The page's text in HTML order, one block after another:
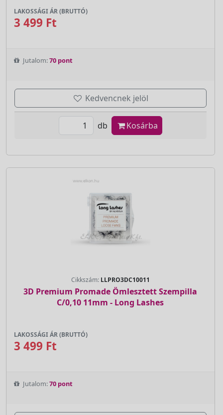
LAKOSSÁGI ÁR (BRUTTÓ)
3 499 Ft
Jutalom:70 pont
Kedvencnek jelöl
db Kosárba
Cikkszám: LLPRO3DC10011
3D Premium Promade Ömlesztett Szempilla
C/0,10 11mm - Long Lashes
LAKOSSÁGI ÁR (BRUTTÓ)
3 499 Ft
Jutalom:70 pont